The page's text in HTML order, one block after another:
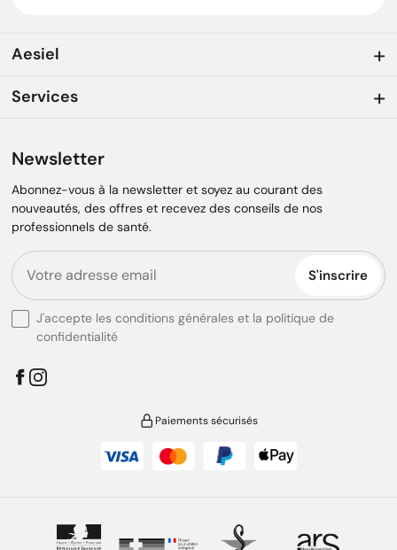
Aesiel
Services
Newsletter
Abonnez-vous à la newsletter et soyez au courant des
nouveautés, des offres et recevez des conseils de nos
professionnels de santé.
S'inscrire
J'accepte les conditions générales et la politique de
confidentialité
Paiements sécurisés